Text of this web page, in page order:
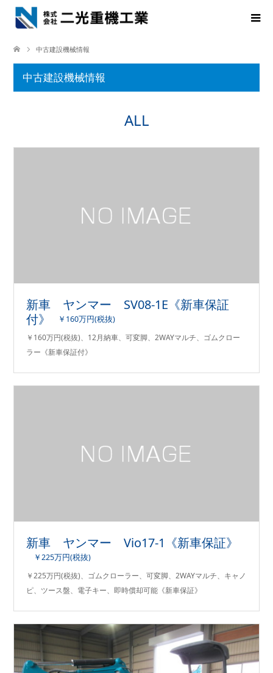
中古建設機械情報
中古建設機械情報
ALL
新車 ヤンマー SV08-1E《新車保証
付》
￥160万円(税抜)
￥160万円(税抜)、12月納車、可変脚、2WAYマルチ、ゴムクロー
ラー《新車保証付》
新車 ヤンマー Vio17-1《新車保証》
￥225万円(税抜)
￥225万円(税抜)、ゴムクローラー、可変脚、2WAYマルチ、キャノ
ピ、ツース盤、電子キー、即時償却可能《新車保証》